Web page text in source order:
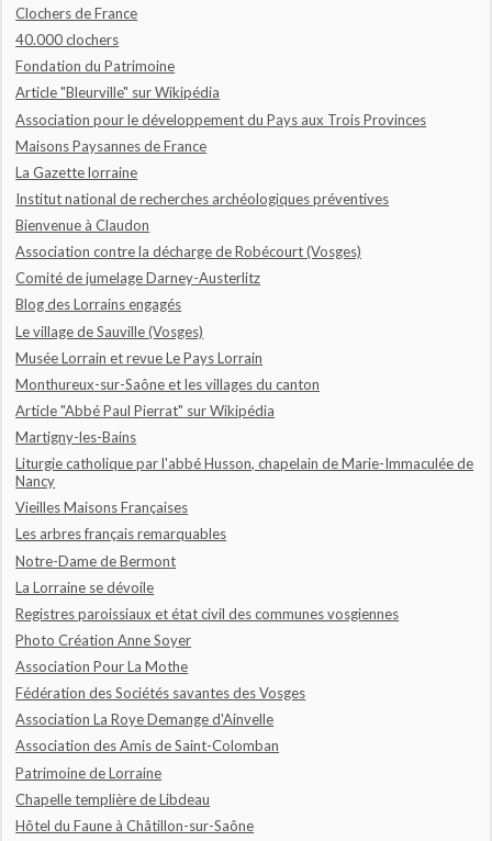
Clochers de France
40.000 clochers
Fondation du Patrimoine
Article "Bleurville" sur Wikipédia
Association pour le développement du Pays aux Trois Provinces
Maisons Paysannes de France
La Gazette lorraine
Institut national de recherches archéologiques préventives
Bienvenue à Claudon
Association contre la décharge de Robécourt (Vosges)
Comité de jumelage Darney-Austerlitz
Blog des Lorrains engagés
Le village de Sauville (Vosges)
Musée Lorrain et revue Le Pays Lorrain
Monthureux-sur-Saône et les villages du canton
Article "Abbé Paul Pierrat" sur Wikipédia
Martigny-les-Bains
Liturgie catholique par l'abbé Husson, chapelain de Marie-Immaculée de
Nancy
Vieilles Maisons Françaises
Les arbres français remarquables
Notre-Dame de Bermont
La Lorraine se dévoile
Registres paroissiaux et état civil des communes vosgiennes
Photo Création Anne Soyer
Association Pour La Mothe
Fédération des Sociétés savantes des Vosges
Association La Roye Demange d'Ainvelle
Association des Amis de Saint-Colomban
Patrimoine de Lorraine
Chapelle templière de Libdeau
Hôtel du Faune à Châtillon-sur-Saône